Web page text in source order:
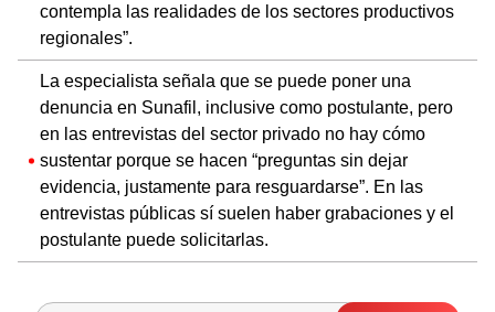
contempla las realidades de los sectores productivos
regionales”.
La especialista señala que se puede poner una
denuncia en Sunafil, inclusive como postulante, pero
en las entrevistas del sector privado no hay cómo
sustentar porque se hacen “preguntas sin dejar
evidencia, justamente para resguardarse”. En las
entrevistas públicas sí suelen haber grabaciones y el
postulante puede solicitarlas.